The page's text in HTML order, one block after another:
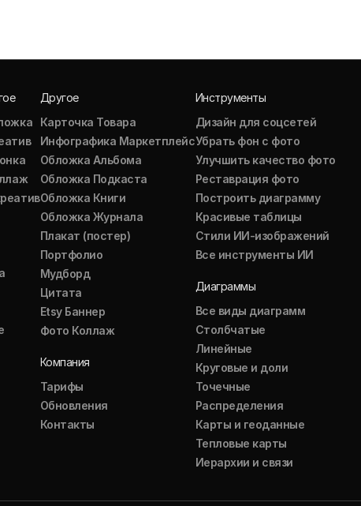
Другое
Карточка Товара
Инфографика Маркетплейс
Обложка Альбома
Обложка Подкаста
Обложка Книги
Обложка Журнала
Плакат (постер)
Портфолио
Мудборд
Цитата
Etsy Баннер
Фото Коллаж
Компания
Тарифы
Обновления
Контакты
Инструменты
Дизайн для соцсетей
Убрать фон с фото
Улучшить качество фото
Реставрация фото
Построить диаграмму
Красивые таблицы
Стили ИИ-изображений
Все инструменты ИИ
Диаграммы
Все виды диаграмм
Столбчатые
Линейные
Круговые и доли
Точечные
Распределения
Карты и геоданные
Тепловые карты
Иерархии и связи